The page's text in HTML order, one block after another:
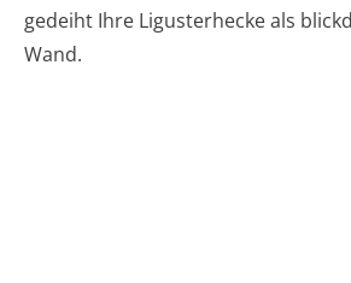
gedeiht Ihre Ligusterhecke als
Wand.